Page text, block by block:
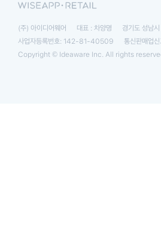
(주) 아이디어웨어 대표 : 차양명
경기도 성남
사업자등록번호: 142-81-40509
통신판매업
Copyright © Ideaware Inc. All rights